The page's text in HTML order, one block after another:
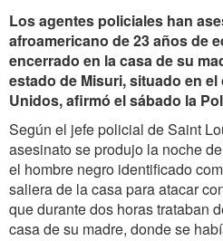
Los agentes policiales han
afroamericano de 23 años de
encerrado en la casa de su
estado de Misuri, situado en
Unidos, afirmó el sábado la
Según el jefe policial de Saint
asesinato se produjo la noche
el hombre negro identificado
saliera de la casa para atacar
que durante dos horas trataban
casa de su madre, donde se